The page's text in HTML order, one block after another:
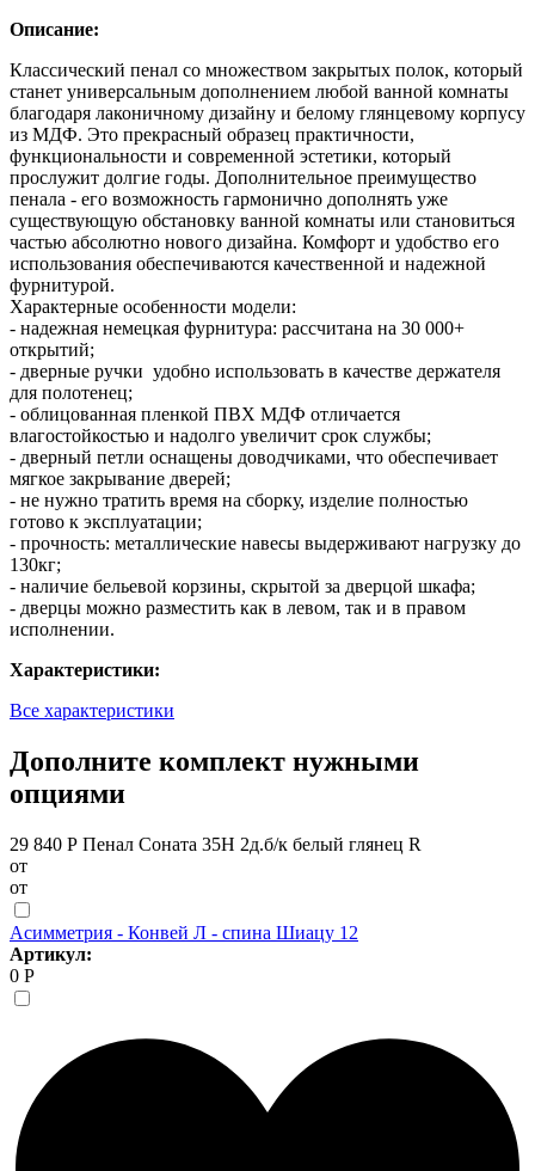
Описание:
Классический пенал со множеством закрытых полок, который
станет универсальным дополнением любой ванной комнаты
благодаря лаконичному дизайну и белому глянцевому корпусу
из МДФ. Это прекрасный образец практичности,
функциональности и современной эстетики, который
прослужит долгие годы. Дополнительное преимущество
пенала - его возможность гармонично дополнять уже
существующую обстановку ванной комнаты или становиться
частью абсолютно нового дизайна. Комфорт и удобство его
использования обеспечиваются качественной и надежной
фурнитурой.
Характерные особенности модели:
- надежная немецкая фурнитура: рассчитана на 30 000+
открытий;
- дверные ручки удобно использовать в качестве держателя
для полотенец;
- облицованная пленкой ПВХ МДФ отличается
влагостойкостью и надолго увеличит срок службы;
- дверный петли оснащены доводчиками, что обеспечивает
мягкое закрывание дверей;
- не нужно тратить время на сборку, изделие полностью
готово к эксплуатации;
- прочность: металлические навесы выдерживают нагрузку до
130кг;
- наличие бельевой корзины, скрытой за дверцой шкафа;
- дверцы можно разместить как в левом, так и в правом
исполнении.
Характеристики:
Все характеристики
Дополните комплект нужными
опциями
29 840 Р Пенал Соната 35Н 2д.б/к белый глянец R
от
от
Асимметрия - Конвей Л - спина Шиацу 12
Артикул:
0 Р